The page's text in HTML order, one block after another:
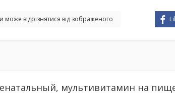
може відрізнятися від зображеного
мультивитамин на